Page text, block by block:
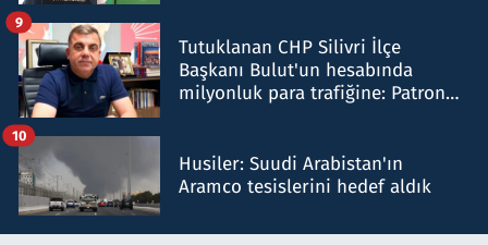
Tutuklanan CHP Silivri İlçe
Başkanı Bulut'un hesabında
milyonluk para trafiğine: Patron
9
Husiler: Suudi Arabistan'ın
Aramco tesislerini hedef aldık
10